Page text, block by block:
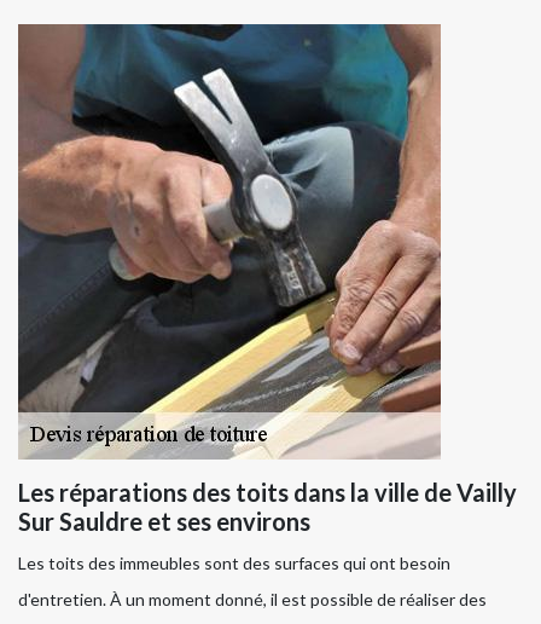
Les réparations des toits dans la ville de Vailly
Sur Sauldre et ses environs
Les toits des immeubles sont des surfaces qui ont besoin
d'entretien. À un moment donné, il est possible de réaliser des